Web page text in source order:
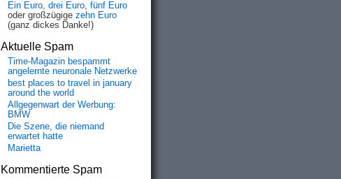
Ein Euro, drei Euro, fünf Euro
oder großzügige zehn Euro
(ganz dickes Danke!)
Aktuelle Spam
Time-Magazin bespammt
angelernte neuronale Netzwerke
best places to travel in january
around the world
Allgegenwart der Werbung:
BMW
Die Szene, die niemand
erwartet hatte
Marietta
Kommentierte Spam